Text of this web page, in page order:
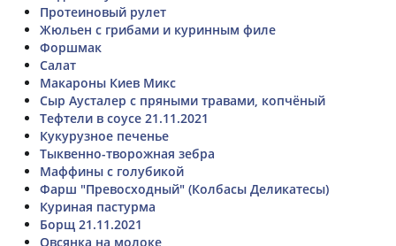
Протеиновый рулет
Жюльен с грибами и куринным филе
Форшмак
Салат
Макароны Киев Микс
Сыр Аусталер с пряными травами, копчёный
Тефтели в соусе 21.11.2021
Кукурузное печенье
Тыквенно-творожная зебра
Маффины с голубикой
Фарш "Превосходный" (Колбасы Деликатесы)
Куриная пастурма
Борщ 21.11.2021
Овсянка на молоке